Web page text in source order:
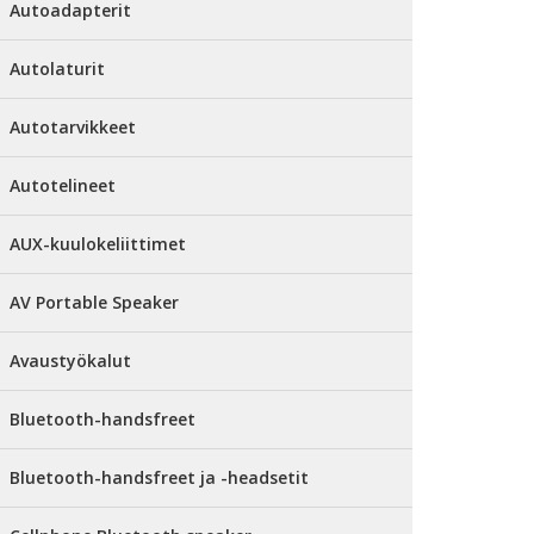
Autoadapterit
Autolaturit
Autotarvikkeet
Autotelineet
AUX-kuulokeliittimet
AV Portable Speaker
Avaustyökalut
Bluetooth-handsfreet
Bluetooth-handsfreet ja -headsetit